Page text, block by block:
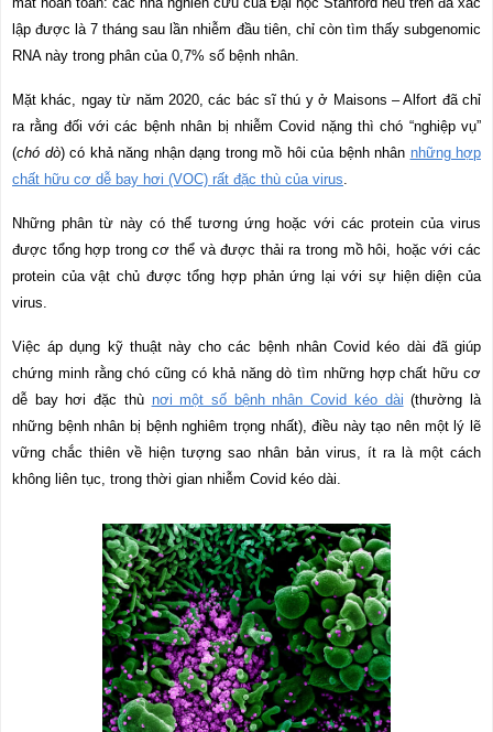
lập được là 7 tháng sau lần nhiễm đầu tiên, chỉ còn tìm thấy subgenomic
RNA này trong phân của 0,7% số bệnh nhân.
Mặt khác, ngay từ năm 2020, các bác sĩ thú y ở Maisons – Alfort đã chỉ
ra rằng đối với các bệnh nhân bị nhiễm Covid nặng thì chó “nghiệp vụ”
(chó dò) có khả năng nhận dạng trong mồ hôi của bệnh nhân những hợp
chất hữu cơ dễ bay hơi (VOC) rất đặc thù của virus.
Những phân từ này có thể tương ứng hoặc với các protein của virus
được tổng hợp trong cơ thể và được thải ra trong mồ hôi, hoặc với các
protein của vật chủ được tổng hợp phản ứng lại với sự hiện diện của
virus.
Việc áp dụng kỹ thuật này cho các bệnh nhân Covid kéo dài đã giúp
chứng minh rằng chó cũng có khả năng dò tìm những hợp chất hữu cơ
dễ bay hơi đặc thù nơi một số bệnh nhân Covid kéo dài (thường là
những bệnh nhân bị bệnh nghiêm trọng nhất), điều này tạo nên một lý lẽ
vững chắc thiên về hiện tượng sao nhân bản virus, ít ra là một cách
không liên tục, trong thời gian nhiễm Covid kéo dài.